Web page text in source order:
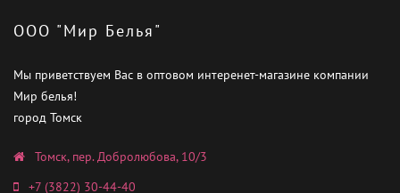
ООО "Мир Белья"
Мы приветствуем Вас в оптовом интеренет-магазине компании
Мир белья!
город Томск
Томск, пер. Добролюбова, 10/3
+7 (3822) 30-44-40